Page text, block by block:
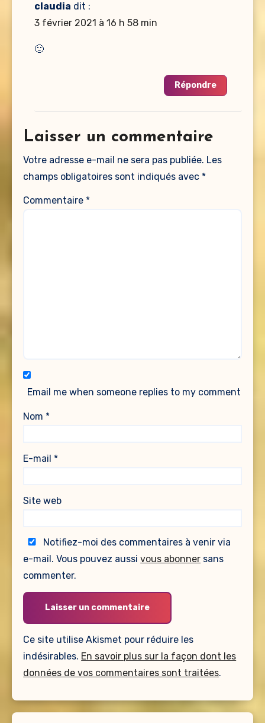
claudia dit :
3 février 2021 à 16 h 58 min
🙂
Répondre
Laisser un commentaire
Votre adresse e-mail ne sera pas publiée. Les
champs obligatoires sont indiqués avec *
Commentaire *
Email me when someone replies to my comment
Nom *
E-mail *
Site web
Notifiez-moi des commentaires à venir via
e-mail. Vous pouvez aussivous abonner sans
commenter.
Ce site utilise Akismet pour réduire les
indésirables. En savoir plus sur la façon dont les
données de vos commentaires sont traitées.